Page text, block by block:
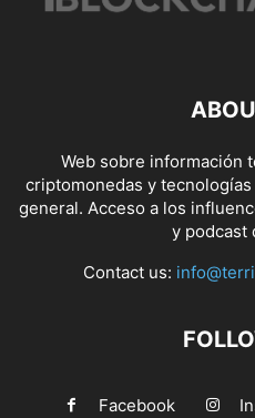
Web sobre información
criptomonedas y
general. Acceso a los
y podcast
Contact us:
Facebook